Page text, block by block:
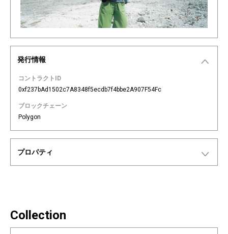
発行情報
コントラクトID
0xf237bAd1502c7A8348f5ecdb7f4bbe2A907F54Fc
ブロックチェーン
Polygon
プロパティ
Collection